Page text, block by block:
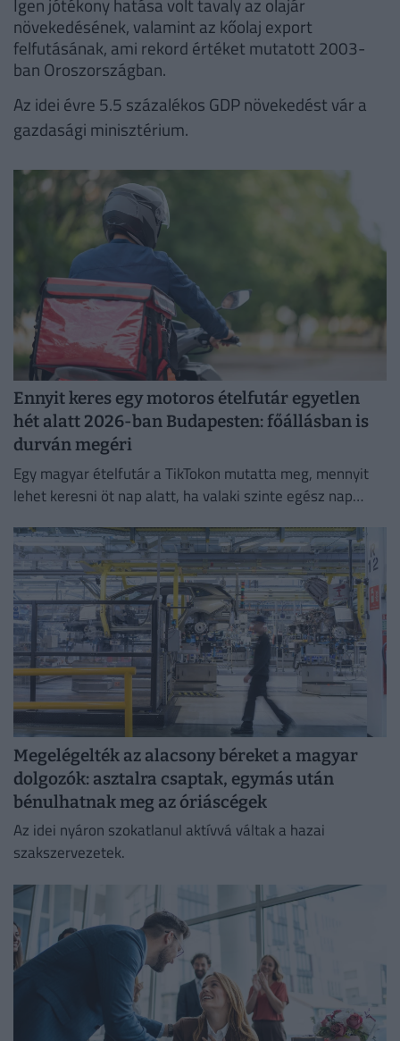
növekedésének, valamint az kőolaj export
felfutásának, ami rekord értéket mutatott 2003-
ban Oroszországban.
Az idei évre 5.5 százalékos GDP növekedést vár a
gazdasági minisztérium.
Ennyit keres egy motoros ételfutár egyetlen
hét alatt 2026-ban Budapesten: főállásban is
durván megéri
Egy magyar ételfutár a TikTokon mutatta meg, mennyit
lehet keresni öt nap alatt, ha valaki szinte egész nap
Megelégelték az alacsony béreket a magyar
dolgozók: asztalra csaptak, egymás után
bénulhatnak meg az óriáscégek
Az idei nyáron szokatlanul aktívvá váltak a hazai
szakszervezetek.